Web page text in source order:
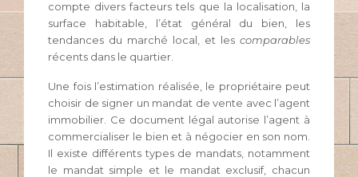
compte divers facteurs tels que la localisation, la
surface habitable, l’état général du bien, les
tendances du marché local, et les comparables
récents dans le quartier.
Une fois l’estimation réalisée, le propriétaire peut
choisir de signer un mandat de vente avec l’agent
immobilier. Ce document légal autorise l’agent à
commercialiser le bien et à négocier en son nom.
Il existe différents types de mandats, notamment
le mandat simple et le mandat exclusif, chacun